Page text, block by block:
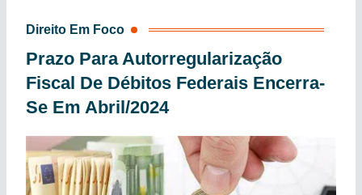
Direito Em Foco
Prazo Para Autorregularização
Fiscal De Débitos Federais Encerra-
Se Em Abril/2024